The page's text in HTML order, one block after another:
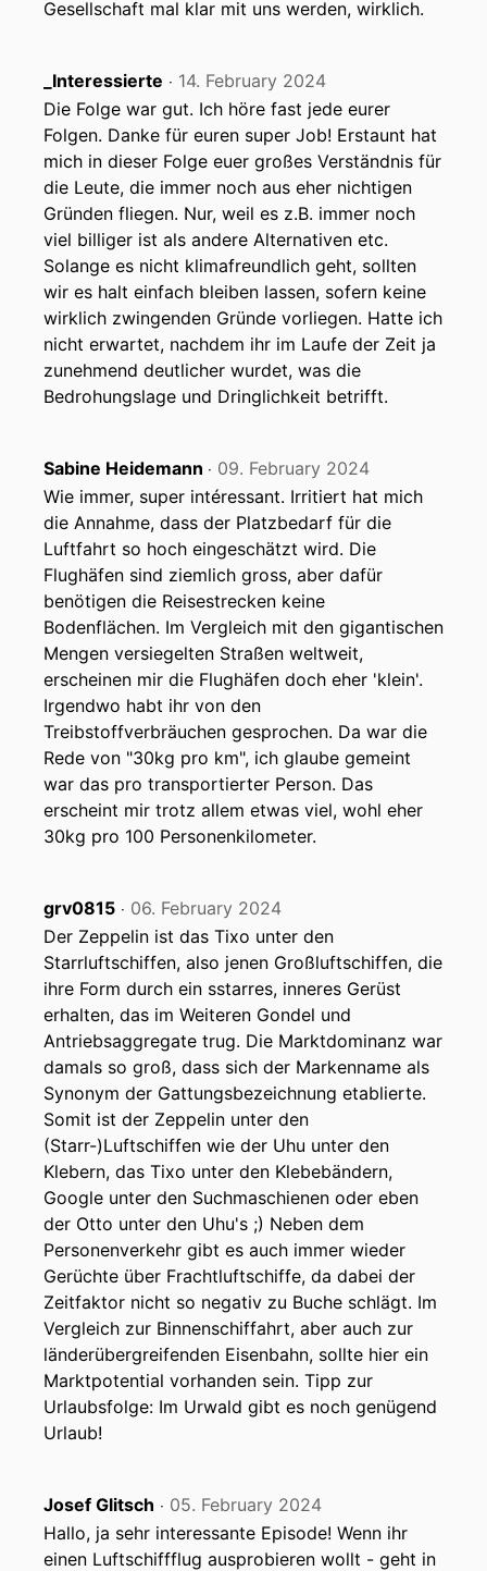
Gesellschaft mal klar mit uns werden, wirklich.
_Interessierte ‧ 14. February 2024
Die Folge war gut. Ich höre fast jede eurer
Folgen. Danke für euren super Job! Erstaunt hat
mich in dieser Folge euer großes Verständnis für
die Leute, die immer noch aus eher nichtigen
Gründen fliegen. Nur, weil es z.B. immer noch
viel billiger ist als andere Alternativen etc.
Solange es nicht klimafreundlich geht, sollten
wir es halt einfach bleiben lassen, sofern keine
wirklich zwingenden Gründe vorliegen. Hatte ich
nicht erwartet, nachdem ihr im Laufe der Zeit ja
zunehmend deutlicher wurdet, was die
Bedrohungslage und Dringlichkeit betrifft.
Sabine Heidemann ‧ 09. February 2024
Wie immer, super intéressant. Irritiert hat mich
die Annahme, dass der Platzbedarf für die
Luftfahrt so hoch eingeschätzt wird. Die
Flughäfen sind ziemlich gross, aber dafür
benötigen die Reisestrecken keine
Bodenflächen. Im Vergleich mit den gigantischen
Mengen versiegelten Straßen weltweit,
erscheinen mir die Flughäfen doch eher 'klein'.
Irgendwo habt ihr von den
Treibstoffverbräuchen gesprochen. Da war die
Rede von "30kg pro km", ich glaube gemeint
war das pro transportierter Person. Das
erscheint mir trotz allem etwas viel, wohl eher
30kg pro 100 Personenkilometer.
grv0815 ‧ 06. February 2024
Der Zeppelin ist das Tixo unter den
Starrluftschiffen, also jenen Großluftschiffen, die
ihre Form durch ein sstarres, inneres Gerüst
erhalten, das im Weiteren Gondel und
Antriebsaggregate trug. Die Marktdominanz war
damals so groß, dass sich der Markenname als
Synonym der Gattungsbezeichnung etablierte.
Somit ist der Zeppelin unter den
(Starr-)Luftschiffen wie der Uhu unter den
Klebern, das Tixo unter den Klebebändern,
Google unter den Suchmaschienen oder eben
der Otto unter den Uhu's ;) Neben dem
Personenverkehr gibt es auch immer wieder
Gerüchte über Frachtluftschiffe, da dabei der
Zeitfaktor nicht so negativ zu Buche schlägt. Im
Vergleich zur Binnenschiffahrt, aber auch zur
länderübergreifenden Eisenbahn, sollte hier ein
Marktpotential vorhanden sein. Tipp zur
Urlaubsfolge: Im Urwald gibt es noch genügend
Urlaub!
Josef Glitsch ‧ 05. February 2024
Hallo, ja sehr interessante Episode! Wenn ihr
einen Luftschiffflug ausprobieren wollt - geht in